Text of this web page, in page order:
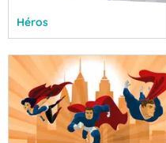
Héros